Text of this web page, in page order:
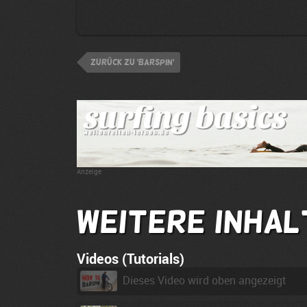
zurück zu 'Barspin'
Anzeige
Weitere
Videos (Tutorials)
Dieses Video wird oben angezeigt